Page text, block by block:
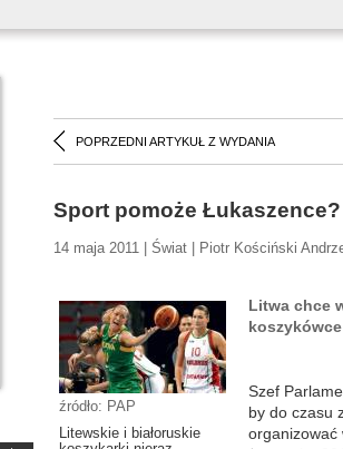
POPRZEDNI ARTYKUŁ Z WYDANIA
Sport pomoże Łukaszence?
14 maja 2011 | Świat | Piotr Kościński
źródło: PAP
Litewskie i białoruskie
Litwa chce
Szef
by do czasu
organizować